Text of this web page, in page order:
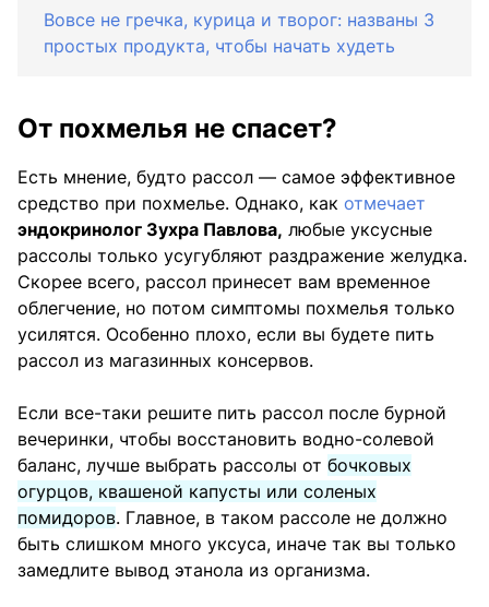
Вовсе не гречка, курица и творог: названы 3
простых продукта, чтобы начать худеть
От похмелья не спасет?
Есть мнение, будто рассол — самое эффективное
средство при похмелье. Однако, как отмечает
эндокринолог Зухра Павлова, любые уксусные
рассолы только усугубляют раздражение желудка.
Скорее всего, рассол принесет вам временное
облегчение, но потом симптомы похмелья только
усилятся. Особенно плохо, если вы будете пить
рассол из магазинных консервов.
Если все-таки решите пить рассол после бурной
вечеринки, чтобы восстановить водно-солевой
баланс, лучше выбрать рассолы от бочковых
огурцов, квашеной капусты или соленых
помидоров. Главное, в таком рассоле не должно
быть слишком много уксуса, иначе так вы только
замедлите вывод этанола из организма.